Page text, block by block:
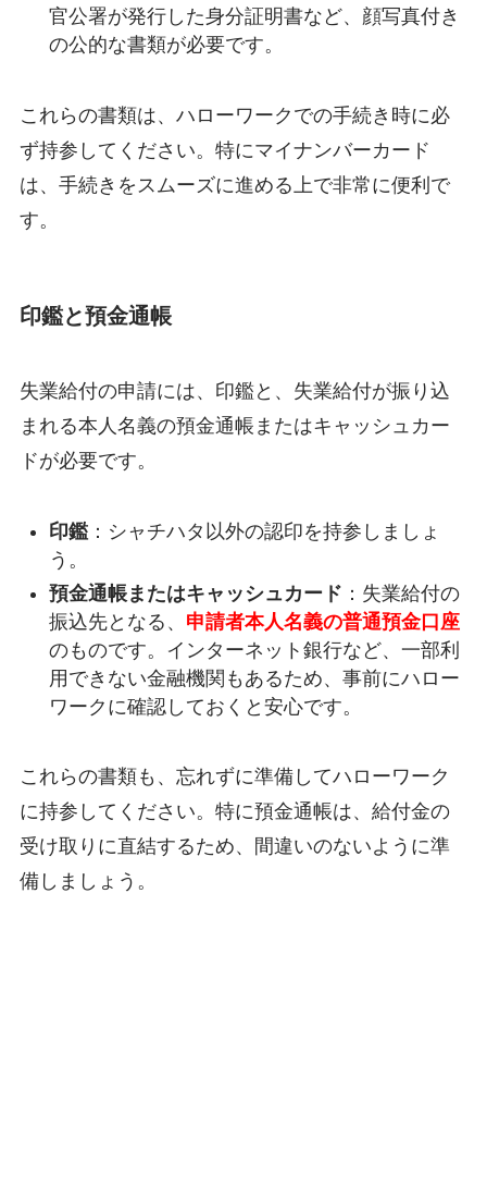
官公署が発行した身分証明書など、顔写真付き
の公的な書類が必要です。
これらの書類は、ハローワークでの手続き時に必
ず持参してください。特にマイナンバーカード
は、手続きをスムーズに進める上で非常に便利で
す。
印鑑と預金通帳
失業給付の申請には、印鑑と、失業給付が振り込
まれる本人名義の預金通帳またはキャッシュカー
ドが必要です。
印鑑：シャチハタ以外の認印を持参しましょ
う。
預金通帳またはキャッシュカード ：失業給付の
振込先となる、 申請者本人名義の普通預金口座
のものです。インターネット銀行など、一部利
用できない金融機関もあるため、事前にハロー
ワークに確認しておくと安心です。
これらの書類も、忘れずに準備してハローワーク
に持参してください。特に預金通帳は、給付金の
受け取りに直結するため、間違いのないように準
備しましょう。